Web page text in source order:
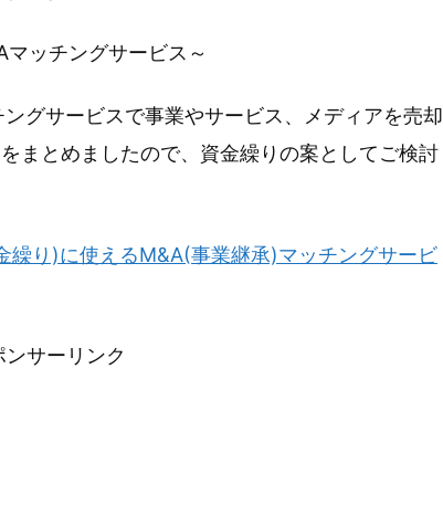
マッチングサービス～
グサービスで事業やサービス、メディアを売却
まとめましたので、資金繰りの案としてご検討
り)に使えるM&A(事業継承)マッチングサービ
ンサーリンク